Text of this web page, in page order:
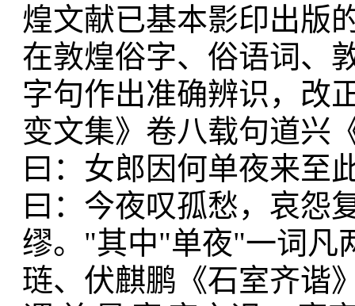
煌文献已基本影印出版
在敦煌俗字、俗语词、
字句作出准确辨识，改
变文集》卷八载句道兴
曰：女郎因何单夜来至
曰：今夜叹孤愁，哀怨
缪。"其中"单夜"一词凡
琏、伏麒鹏《石室齐谐